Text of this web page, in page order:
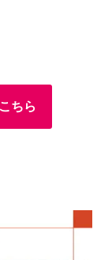
ちら